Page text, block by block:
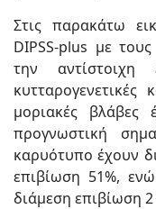
Στις παρακάτω
DIPSS-plus με
την
μοριακές
προγνωστική
καρυότυπο έχουν
επιβίωση 51%,
διάμεση επιβίωση